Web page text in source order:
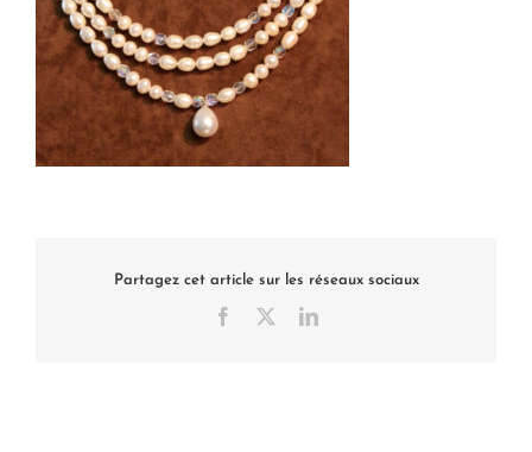
Partagez cet article sur les réseaux sociaux
Facebook LinkedIn